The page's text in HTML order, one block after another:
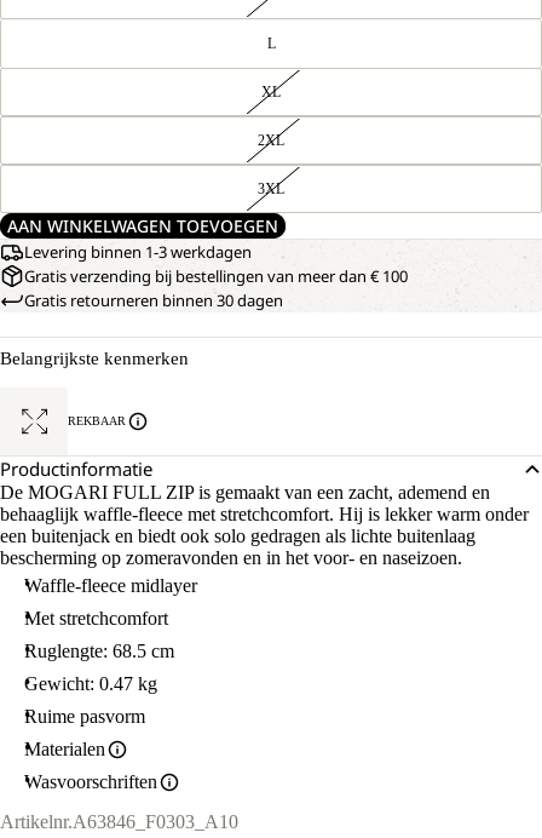
L
XL
2XL
3XL
AAN WINKELWAGEN TOEVOEGEN
Levering binnen 1-3 werkdagen
Gratis verzending bij bestellingen van meer dan € 100
Gratis retourneren binnen 30 dagen
Belangrijkste kenmerken
REKBAAR
Productinformatie
De MOGARI FULL ZIP is gemaakt van een zacht, ademend en
behaaglijk waffle-fleece met stretchcomfort. Hij is lekker warm onder
een buitenjack en biedt ook solo gedragen als lichte buitenlaag
bescherming op zomeravonden en in het voor- en naseizoen.
Waffle-fleece midlayer
Met stretchcomfort
Ruglengte: 68.5 cm
Gewicht: 0.47 kg
Ruime pasvorm
Materialen
Wasvoorschriften
Artikelnr.A63846_F0303_A10